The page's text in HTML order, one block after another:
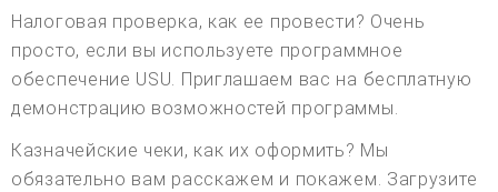
Налоговая проверка, как ее провести? Очень
просто, если вы используете программное
обеспечение USU. Приглашаем вас на бесплатную
демонстрацию возможностей программы.
Казначейские чеки, как их оформить? Мы
обязательно вам расскажем и покажем. Загрузите